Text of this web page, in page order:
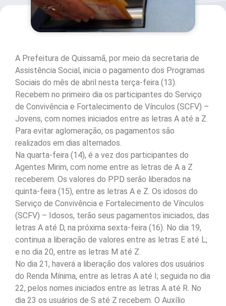
A Prefeitura de Quissamã, por meio da secretaria de
Assistência Social, inicia o pagamento dos Programas
Sociais do mês de abril nesta terça-feira (13).
Recebem no primeiro dia os participantes do Serviço
de Convivência e Fortalecimento de Vínculos (SCFV) –
Jovens, com nomes iniciados entre as letras A até a Z.
Para evitar aglomeração, os pagamentos são
realizados em dias alternados.
Na quarta-feira (14), é a vez dos participantes do
Agentes Mirim, com nome entre as letras de A a Z
receberem. Os valores do PPD serão liberados na
quinta-feira (15), entre as letras A e Z. Os idosos do
Serviço de Convivência e Fortalecimento de Vínculos
(SCFV) – Idosos, terão seus pagamentos iniciados, das
letras A até D, na próxima sexta-feira (16). No dia 19,
continua a liberação de valores entre as letras E até L;
e no dia 20, entre as letras M até Z.
No dia 21, haverá a liberação dos valores dos usuários
do Renda Mínima, entre as letras A até I; seguida no dia
22, pelos nomes iniciados entre as letras A até R. No
dia 23 os usuários de S até Z recebem. O Auxílio